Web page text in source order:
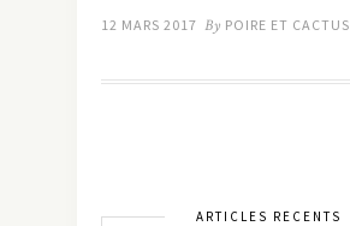
12 MARS 2017 By POIRE ET CACTUS
ARTICLES RÉCENTS